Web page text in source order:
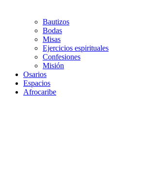
Bautizos
Bodas
Misas
Ejercicios espirituales
Confesiones
Misión
Osarios
Espacios
Afrocaribe